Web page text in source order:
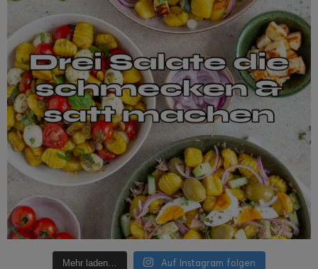
Mehr laden… Auf Instagram folgen